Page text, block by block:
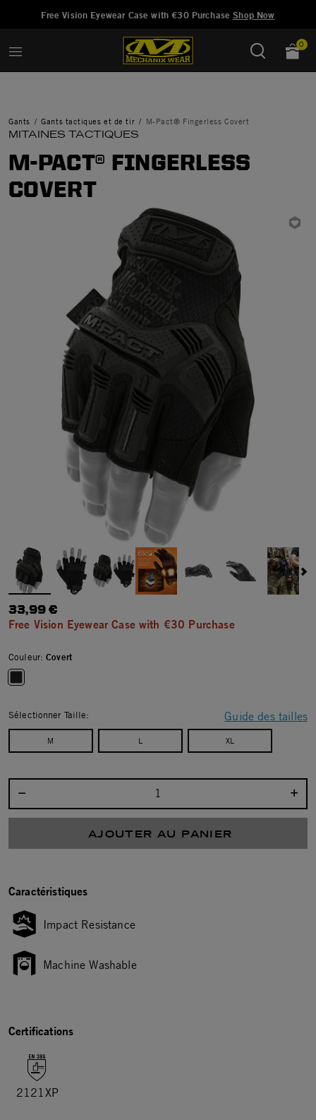
Free Vision Eyewear Case with €30 PurchaseShop Now
0
Gants Gants tactiques et de tir M-Pact® Fingerless Covert
MITAINES TACTIQUES
M-PACT® FINGERLESS
COVERT
33,99 €
Free Vision Eyewear Case with €30 Purchase
Couleur:Covert
Guide des tailles
Sélectionner Taille:
M L XL
AJOUTER AU PANIER
Caractéristiques
Impact Resistance
Machine Washable
Certifications
2121XP
Ajouté à Gérer la liste d'envies